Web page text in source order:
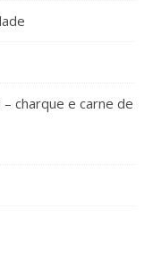
charque e carne de